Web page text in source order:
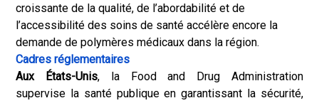
croissante de la qualité, de l’abordabilité et de
l’accessibilité des soins de santé accélère encore la
demande de polymères médicaux dans la région.
Cadres réglementaires
Aux États-Unis, la Food and Drug Administration
supervise la santé publique en garantissant la sécurité,